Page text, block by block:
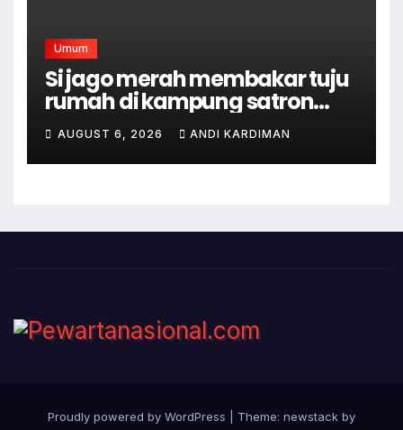
Umum
Si jago merah membakar tuju
rumah di kampung satron
sodonghilir .
AUGUST 6, 2026 ANDI KARDIMAN
Proudly powered by WordPress
Theme: newstack by